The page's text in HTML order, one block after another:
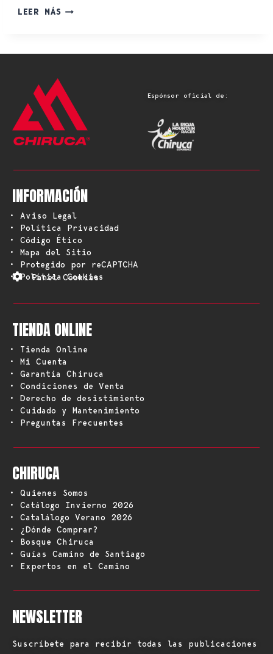
LEER MÁS
Espónsor oficial de:
INFORMACIÓN
• Aviso Legal
• Política Privacidad
• Código Ético
• Mapa del Sitio
• Protegido por reCAPTCHA
• Política Cookies
Panel Cookies
TIENDA ONLINE
• Tienda Online
• Mi Cuenta
• Garantía Chiruca
• Condiciones de Venta
• Derecho de desistimiento
• Cuidado y Mantenimiento
• Preguntas Frecuentes
CHIRUCA
• Quienes Somos
• Catálogo Invierno 2026
• Catalálogo Verano 2026
• ¿Dónde Comprar?
• Bosque Chiruca
• Guías Camino de Santiago
• Expertos en el Camino
NEWSLETTER
Suscríbete para recibir todas las publicaciones